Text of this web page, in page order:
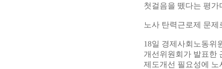
첫걸음을 뗐다는 평가
노사 탄력근로제 문제
18일 경제사회노동위
개선위원회가 발표한
제도개선 필요성에